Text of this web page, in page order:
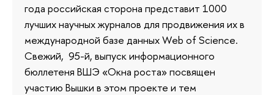
года российская сторона представит 1000
лучших научных журналов для продвижения их в
международной базе данных Web of Science.
Свежий, 95-й, выпуск информационного
бюллетеня ВШЭ «Окна роста» посвящен
участию Вышки в этом проекте и тем